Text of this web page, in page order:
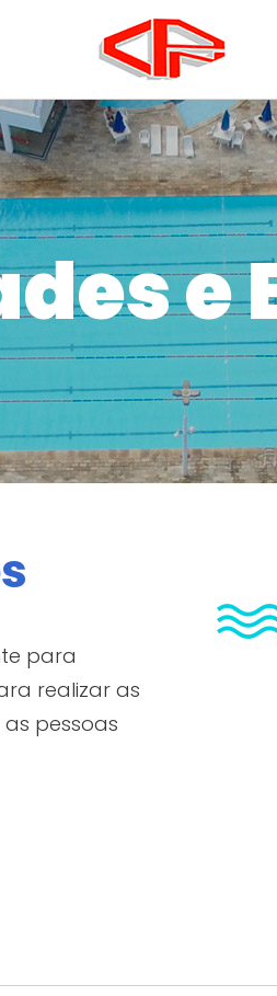
e
para
realizar as
pessoas